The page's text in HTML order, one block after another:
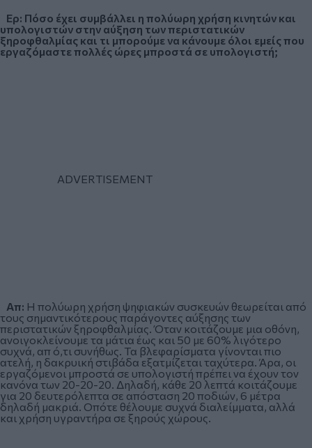
Ερ: Πόσο έχει συμβάλλει η πολύωρη χρήση κινητών και
υπολογιστών στην αύξηση των περιστατικών
ξηροφθαλμίας και τι μπορούμε να κάνουμε όλοι εμείς που
εργαζόμαστε πολλές ώρες μπροστά σε υπολογιστή;
Απ: Η πολύωρη χρήση ψηφιακών συσκευών θεωρείται από
τους σημαντικότερους παράγοντες αύξησης των
περιστατικών ξηροφθαλμίας. Όταν κοιτάζουμε μια οθόνη,
ανοιγοκλείνουμε τα μάτια έως και 50 με 60% λιγότερο
συχνά, απ ό,τι συνήθως. Τα βλεφαρίσματα γίνονται πιο
ατελή, η δακρυική στιβάδα εξατμίζεται ταχύτερα. Άρα, οι
εργαζόμενοι μπροστά σε υπολογιστή πρέπει να έχουν τον
κανόνα των 20-20-20. Δηλαδή, κάθε 20 λεπτά κοιτάζουμε
για 20 δευτερόλεπτα σε απόσταση 20 ποδιών, 6 μέτρα
δηλαδή μακριά. Οπότε θέλουμε συχνά διαλείμματα, αλλά
και χρήση υγραντήρα σε ξηρούς χώρους.